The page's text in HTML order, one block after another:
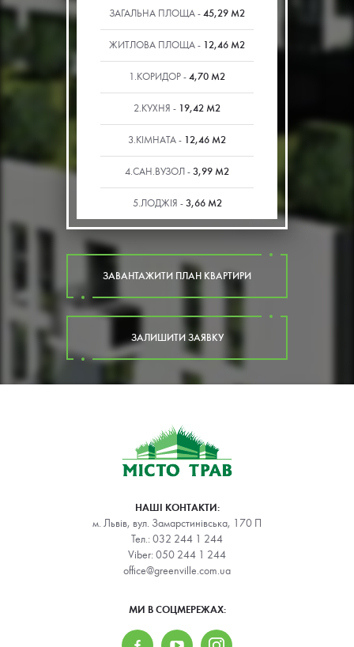
ЗАГАЛЬНА ПЛОЩА - 45,29 М2
ЖИТЛОВА ПЛОЩА - 12,46 М2
1.КОРИДОР - 4,70 М2
2.КУХНЯ - 19,42 М2
3.КІМНАТА - 12,46 М2
4.САН.ВУЗОЛ - 3,99 М2
5.ЛОДЖІЯ - 3,66 М2
ЗАВАНТАЖИТИ ПЛАН КВАРТИРИ
ЗАЛИШИТИ ЗАЯВКУ
НАШІ КОНТАКТИ:
м. Львів, вул. Замарстинівська, 170 П
Тел.: 032 244 1 244
Viber: 050 244 1 244
office@greenville.com.ua
МИ В СОЦМЕРЕЖАХ: